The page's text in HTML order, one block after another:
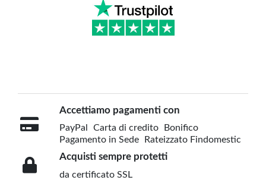
Accettiamo pagamenti con
PayPal Carta di credito
Bonifico
Pagamento in Sede
Rateizzato Findomestic
Acquisti sempre protetti
da certificato SSL